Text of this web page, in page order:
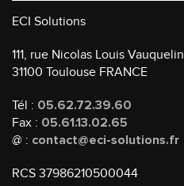
ECI Solutions
111, rue Nicolas Louis Vauquelin
31100 Toulouse FRANCE
Tél : 05.62.72.39.60
Fax : 05.61.13.02.65
@ : contact@eci-solutions.fr
RCS 37986210500044